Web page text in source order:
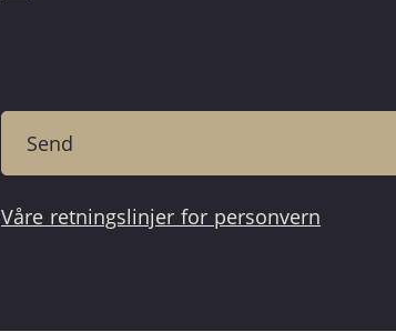
Våre retningslinjer for personvern